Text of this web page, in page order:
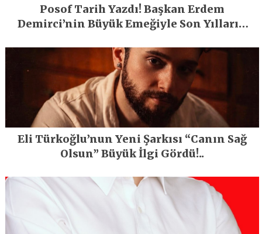
Posof Tarih Yazdı! Başkan Erdem
Demirci’nin Büyük Emeğiyle Son Yılların
Eli Türkoğlu’nun Yeni Şarkısı “Canın Sağ
Olsun” Büyük İlgi Gördü!..